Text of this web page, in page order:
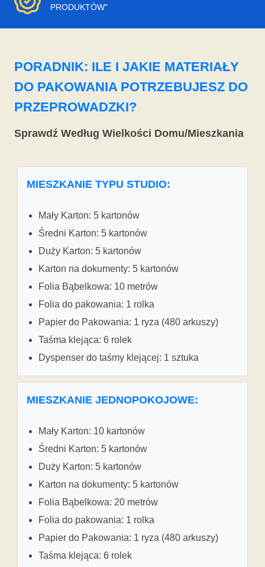
PRODUKTÓW"
PORADNIK: ILE I JAKIE MATERIAŁY
DO PAKOWANIA POTRZEBUJESZ DO
PRZEPROWADZKI?
Sprawdź Według Wielkości Domu/Mieszkania
MIESZKANIE TYPU STUDIO:
Mały Karton: 5 kartonów
Średni Karton: 5 kartonów
Duży Karton: 5 kartonów
Karton na dokumenty: 5 kartonów
Folia Bąbelkowa: 10 metrów
Folia do pakowania: 1 rolka
Papier do Pakowania: 1 ryza (480 arkuszy)
Taśma klejąca: 6 rolek
Dyspenser do taśmy klejącej: 1 sztuka
MIESZKANIE JEDNOPOKOJOWE:
Mały Karton: 10 kartonów
Średni Karton: 5 kartonów
Duży Karton: 5 kartonów
Karton na dokumenty: 5 kartonów
Folia Bąbelkowa: 20 metrów
Folia do pakowania: 1 rolka
Papier do Pakowania: 1 ryza (480 arkuszy)
Taśma klejąca: 6 rolek